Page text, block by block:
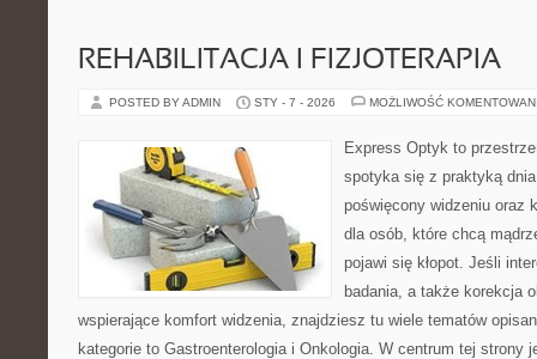
REHABILITACJA I FIZJOTERAPIA
POSTED BY ADMIN STY - 7 - 2026 MOŻLIWOŚĆ
Express Optyk to
spotyka się z praktyką
poświęcony widzeniu oraz
dla osób, które chcą
pojawi się kłopot. Jeśli
badania, a także korekcja
wspierające komfort widzenia, znajdziesz tu wiele tematów
kategorie to Gastroenterologia i Onkologia. W centrum tej strony